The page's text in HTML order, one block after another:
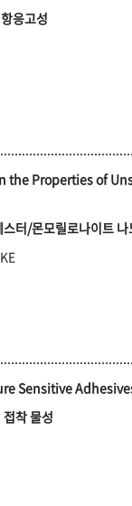
응고성
the Properties of
터/몬모릴로나이트
Sensitive
착 물성